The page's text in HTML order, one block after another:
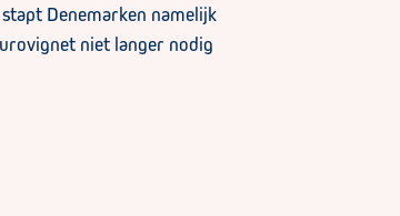
Denemarken namelijk
niet langer nodig